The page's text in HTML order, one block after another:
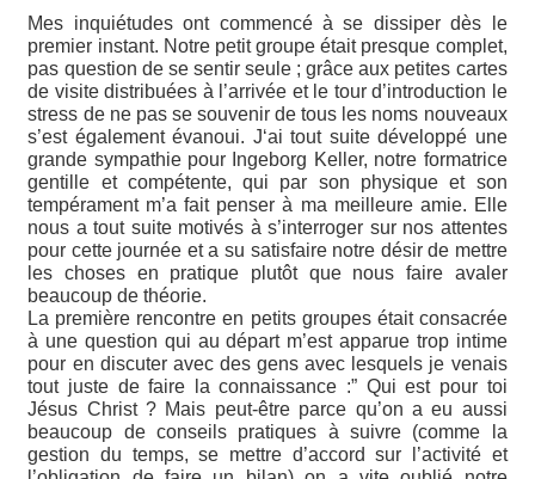
Mes inquiétudes ont commencé à se dissiper dès le
premier instant. Notre petit groupe était presque complet,
pas question de se sentir seule ; grâce aux petites cartes
de visite distribuées à l’arrivée et le tour d’introduction le
stress de ne pas se souvenir de tous les noms nouveaux
s’est également évanoui. J‘ai tout suite développé une
grande sympathie pour Ingeborg Keller, notre formatrice
gentille et compétente, qui par son physique et son
tempérament m’a fait penser à ma meilleure amie. Elle
nous a tout suite motivés à s’interroger sur nos attentes
pour cette journée et a su satisfaire notre désir de mettre
les choses en pratique plutôt que nous faire avaler
beaucoup de théorie.
La première rencontre en petits groupes était consacrée
à une question qui au départ m’est apparue trop intime
pour en discuter avec des gens avec lesquels je venais
tout juste de faire la connaissance :” Qui est pour toi
Jésus Christ ? Mais peut-être parce qu’on a eu aussi
beaucoup de conseils pratiques à suivre (comme la
gestion du temps, se mettre d’accord sur l’activité et